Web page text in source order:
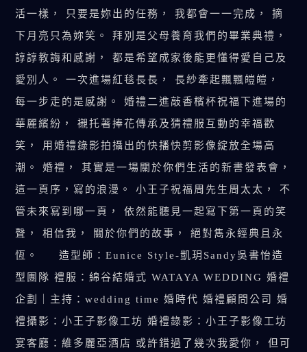
活一樣， 只要是妳出的任務， 我都會一一完成， 摘
下月亮只為妳笑。 拜別是父母養育我們的畢業典禮，
諄諄教誨和感謝， 都是希望成家後能更懂得愛自己及
愛別人。 一次進場紅毯長長， 長紗牽起飄飄皚皚，
每一步走的是感謝。 婚禮二進敲香檳杯祝福下進場的
華麗繽紛， 襯托著捧花傳承及猜禮服互動的幸福歡
笑， 用婚禮錄影拍攝出的快播快剪影像綻放全場高
潮。 婚禮， 其實是一場關於你們生活的新書發表會，
這一頁序，寫的浪漫。 小王子祝福周先生周太太， 不
管未來寫到哪一頁， 依然能聽見一起寫下第一頁的笑
聲， 相信我， 關於你們的故事， 絕對雋永經典且永
恆。 造型師：Eunice Style-凱玥Sandy吳書怡造
型團隊 禮服：綿谷結婚式 WATAYA WEDDING 婚禮
企劃｜主持：wedding time 婚時代 婚禮顧問公司 婚
禮攝影：小王子影像工坊 婚禮錄影：小王子影像工坊
宴客廳：維多麗亞酒店 或許錯過了幾次我愛你， 但可